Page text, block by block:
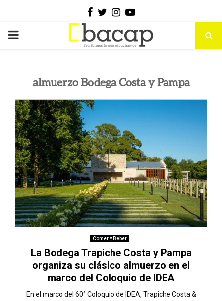
Facebook
Twitter
Instagram
Youtube
PRIMARY
almuerzo Bodega Costa y Pampa
Comer y Beber
La Bodega Trapiche Costa y Pampa
organiza su clásico almuerzo en el
marco del Coloquio de IDEA
En el marco del 60° Coloquio de IDEA, Trapiche Costa &